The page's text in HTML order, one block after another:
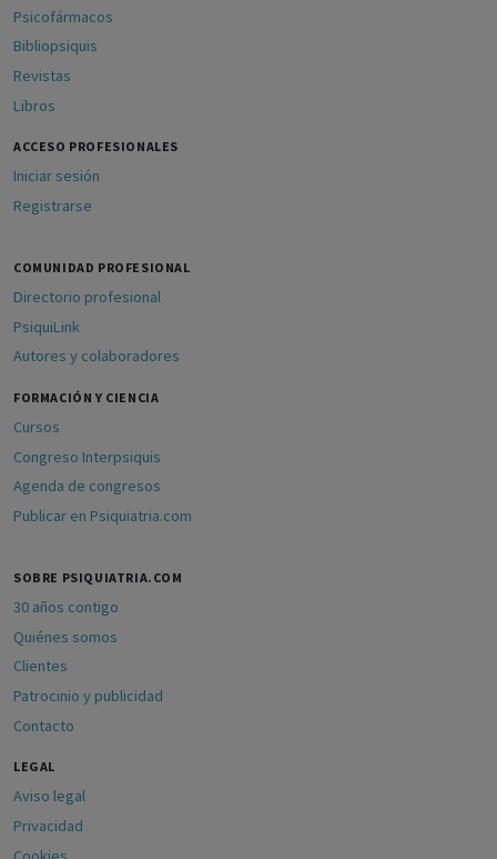
Psicofármacos
Bibliopsiquis
Revistas
Libros
ACCESO PROFESIONALES
Iniciar sesión
Registrarse
COMUNIDAD PROFESIONAL
Directorio profesional
PsiquiLink
Autores y colaboradores
FORMACIÓN Y CIENCIA
Cursos
Congreso Interpsiquis
Agenda de congresos
Publicar en Psiquiatria.com
SOBRE PSIQUIATRIA.COM
30 años contigo
Quiénes somos
Clientes
Patrocinio y publicidad
Contacto
LEGAL
Aviso legal
Privacidad